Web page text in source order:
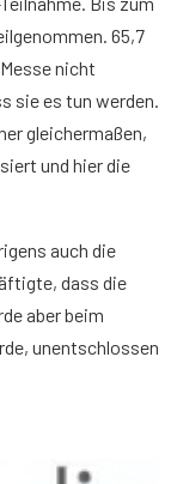
65,7
nicht
sie es tun werden.
gleichermaßen,
und hier die
auch die
dass die
aber beim
unentschlossen